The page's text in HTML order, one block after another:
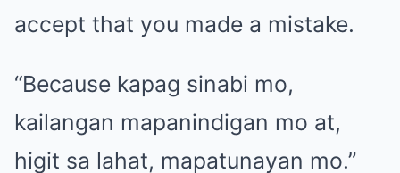
accept that you made a mistake.
“Because kapag sinabi mo,
kailangan mapanindigan mo at,
higit sa lahat, mapatunayan mo.”